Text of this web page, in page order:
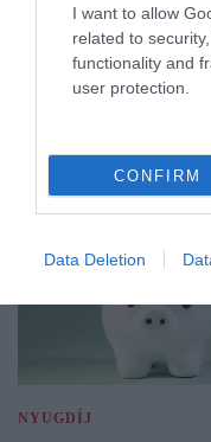
I want to allow
related to
functionality and
user protection.
CONFIRM
Data Deletion
NYUGDÍJ